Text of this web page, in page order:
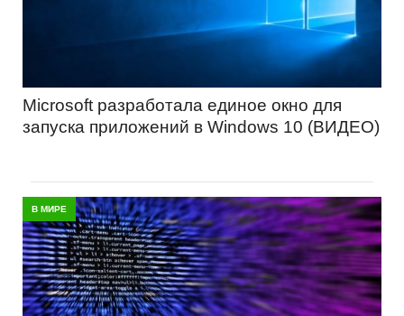
Microsoft разработала единое окно для
запуска приложений в Windows 10 (ВИДЕО)
В МИРЕ